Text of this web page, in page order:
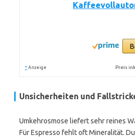
* Anzeige Preis
Unsicherheiten und
Umkehrosmose liefert sehr reines
Für Espresso fehlt oft Mineralität.